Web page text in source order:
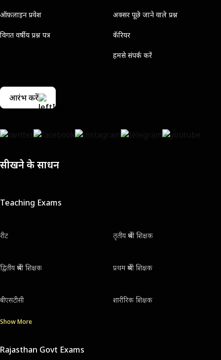
ऑफ़लाइन प्रवेश
विगत वर्षीय प्रश्न पत्र
अक्सर पूछे जाने वाले प्रश्न
कॅरियर
हमसे संपर्क करें
आरंभ करें
सीखने के साधन
Teaching Exams
रीट तृतीय श्रेणी शिक्षक
द्वितीय श्रेणी शिक्षक प्रथम श्रेणी शिक्षक
बीएसटीसी शारीरिक शिक्षक
Show More
Rajasthan Govt Exams